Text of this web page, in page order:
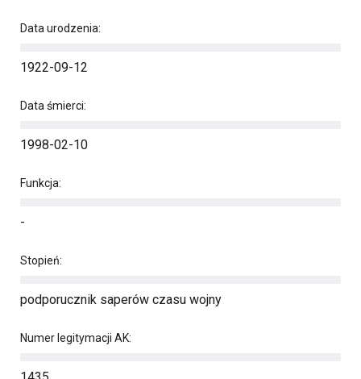
Data urodzenia:
1922-09-12
Data śmierci:
1998-02-10
Funkcja:
-
Stopień:
podporucznik saperów czasu wojny
Numer legitymacji AK: